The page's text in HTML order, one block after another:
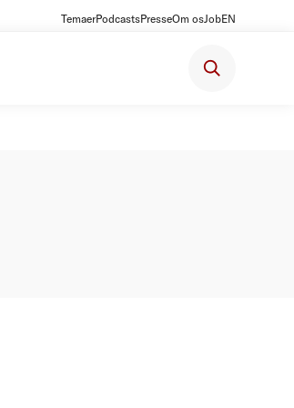
TemaerPodcastsPresseOm osJobEN